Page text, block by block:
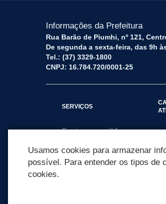
Informações da Prefeitura
Rua Barão de Piumhi, nº 121,
De segunda a sexta-feira, das 9h
Tel.: (37) 3329-1800
CNPJ: 16.784.720/0001-25
SERVIÇOS
Serviços por público
Usamos cookies para armazenar
possível. Para entender os tipos de
cookies.